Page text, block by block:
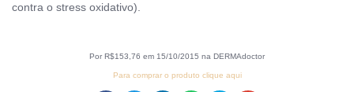
contra o stress oxidativo).
Por R$153,76 em 15/10/2015 na DERMAdoctor
Para comprar o produto clique aqui